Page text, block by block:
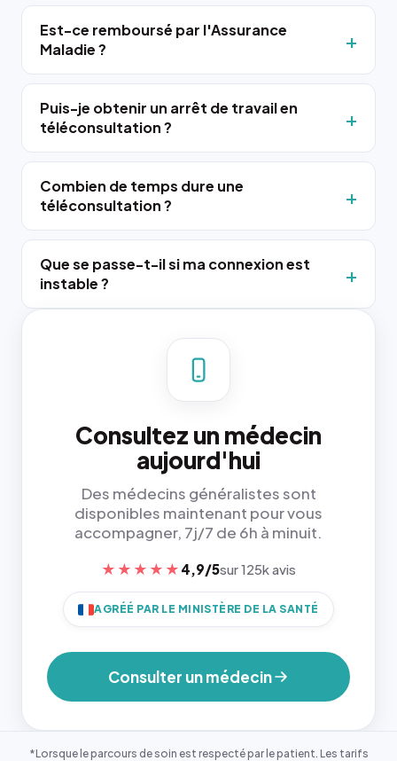
Est-ce remboursé par l'Assurance
Maladie ?
Puis-je obtenir un arrêt de travail en
téléconsultation ?
Combien de temps dure une
téléconsultation ?
Que se passe-t-il si ma connexion est
instable ?
Consultez un médecin
aujourd'hui
Des médecins généralistes sont
disponibles maintenant pour vous
accompagner, 7j/7 de 6h à minuit.
★★★★★ 4,9/5sur 125k avis
AGRÉÉ PAR LE MINISTÈRE DE LA SANTÉ
Consulter un médecin
*Lorsque le parcours de soin est respecté par le patient. Les tarifs